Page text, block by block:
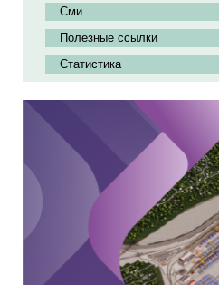
Сми
Полезные ссылки
Статистика